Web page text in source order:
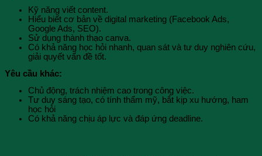
Kỹ năng viết content.
Hiểu biết cơ bản về digital marketing (Facebook Ads,
Google Ads, SEO).
Sử dụng thành thạo canva.
Có khả năng học hỏi nhanh, quan sát và tư duy nghiên cứu,
giải quyết vấn đề tốt.
Yêu cầu khác:
Chủ động, trách nhiệm cao trong công việc.
Tư duy sáng tạo, có tính thẩm mỹ, bắt kịp xu hướng, ham
học hỏi
Có khả năng chịu áp lực và đáp ứng deadline.